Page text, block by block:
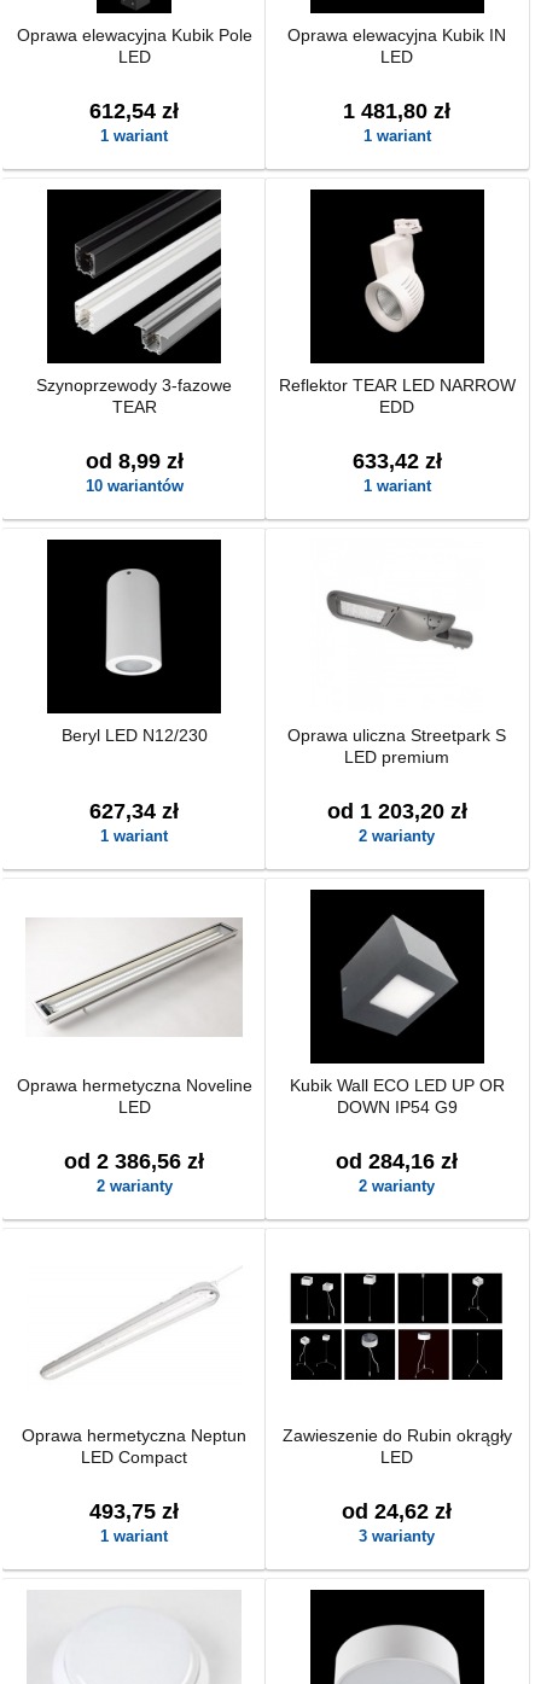
Oprawa elewacyjna Kubik Pole
LED
612,54 zł
1 wariant
Oprawa elewacyjna Kubik IN
LED
1 481,80 zł
1 wariant
Szynoprzewody 3-fazowe
TEAR
od 8,99 zł
10 wariantów
Reflektor TEAR LED NARROW
EDD
633,42 zł
1 wariant
Beryl LED N12/230
627,34 zł
1 wariant
Oprawa uliczna Streetpark S
LED premium
od 1 203,20 zł
2 warianty
Oprawa hermetyczna Noveline
LED
od 2 386,56 zł
2 warianty
Kubik Wall ECO LED UP OR
DOWN IP54 G9
od 284,16 zł
2 warianty
Oprawa hermetyczna Neptun
LED Compact
493,75 zł
1 wariant
Zawieszenie do Rubin okrągły
LED
od 24,62 zł
3 warianty